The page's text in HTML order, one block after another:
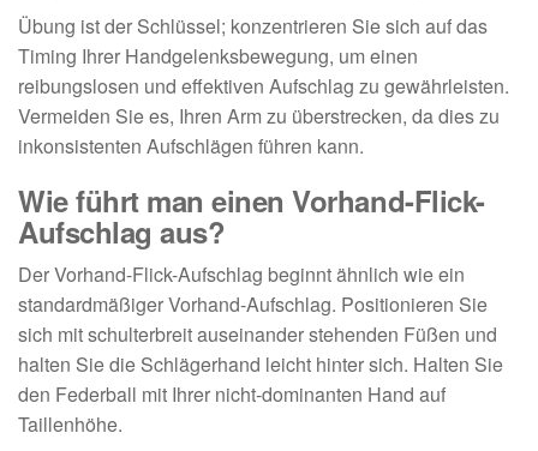
Übung ist der Schlüssel; konzentrieren Sie sich auf das
Timing Ihrer Handgelenksbewegung, um einen
reibungslosen und effektiven Aufschlag zu gewährleisten.
Vermeiden Sie es, Ihren Arm zu überstrecken, da dies zu
inkonsistenten Aufschlägen führen kann.
Wie führt man einen Vorhand-Flick-
Aufschlag aus?
Der Vorhand-Flick-Aufschlag beginnt ähnlich wie ein
standardmäßiger Vorhand-Aufschlag. Positionieren Sie
sich mit schulterbreit auseinander stehenden Füßen und
halten Sie die Schlägerhand leicht hinter sich. Halten Sie
den Federball mit Ihrer nicht-dominanten Hand auf
Taillenhöhe.